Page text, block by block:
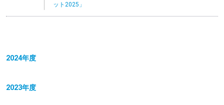
ット2025」
2024年度
2023年度